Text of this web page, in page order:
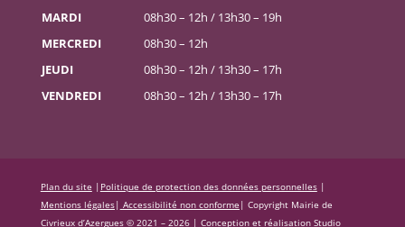
MARDI
08h30 – 12h / 13h30 – 19h
MERCREDI
08h30 – 12h
JEUDI
08h30 – 12h / 13h30 – 17h
VENDREDI
08h30 – 12h / 13h30 – 17h
Plan du site | Politique de protection des données personnelles|
Mentions légales| Accessibilité non conforme | Copyright Mairie de
Civrieux d’Azergues © 2021 – 2026 | Conception et réalisation Studio